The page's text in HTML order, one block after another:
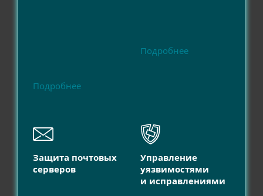
Подробнее
Подробнее
Защита почтовых
серверов
Управление
уязвимостями
и исправлениями